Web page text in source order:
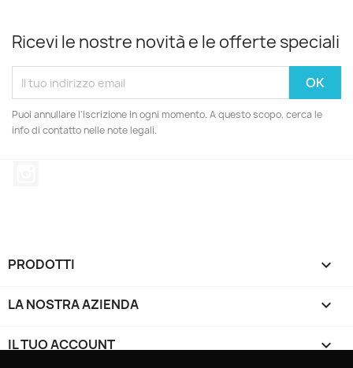
Ricevi le nostre novità e le offerte speciali
Puoi annullare l'iscrizione in ogni momento. A questo scopo, cerca le
info di contatto nelle note legali.
PRODOTTI 
LA NOSTRA AZIENDA 
IL TUO ACCOUNT 